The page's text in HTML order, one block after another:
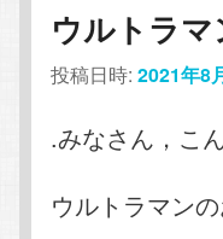
ン
テ
テ
ン
ウルトラ
投稿日時:2021年8
.みなさん，こ
ウルトラマン